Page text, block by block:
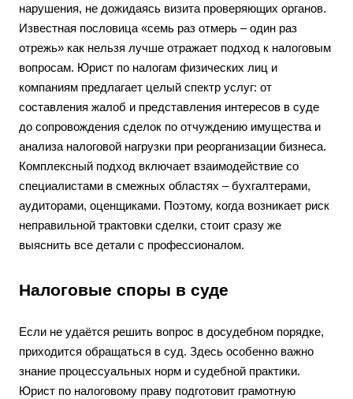
нарушения, не дожидаясь визита проверяющих органов.
Известная пословица «семь раз отмерь – один раз
отрежь» как нельзя лучше отражает подход к налоговым
вопросам. Юрист по налогам физических лиц и
компаниям предлагает целый спектр услуг: от
составления жалоб и представления интересов в суде
до сопровождения сделок по отчуждению имущества и
анализа налоговой нагрузки при реорганизации бизнеса.
Комплексный подход включает взаимодействие со
специалистами в смежных областях – бухгалтерами,
аудиторами, оценщиками. Поэтому, когда возникает риск
неправильной трактовки сделки, стоит сразу же
выяснить все детали с профессионалом.
Налоговые споры в суде
Если не удаётся решить вопрос в досудебном порядке,
приходится обращаться в суд. Здесь особенно важно
знание процессуальных норм и судебной практики.
Юрист по налоговому праву подготовит грамотную